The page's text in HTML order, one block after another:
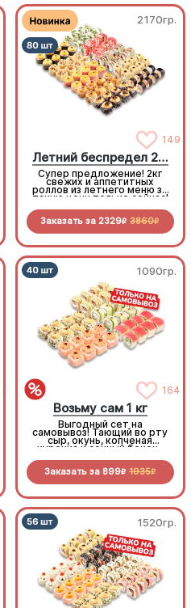
2170гр.
149
Летний беспредел 2 кг
Супер предложение! 2кг
свежих и аппетитных
роллов из летнего меню за
такую цену только сейчас!
Заказать за 2329R 3860R
1090гр.
164
Возьму сам 1 кг
Выгодный сет на
самовывоз! Тающий во рту
сыр, окунь, копченая
курочка и сочный бекон-
Заказать за 899R 1935R
1520гр.